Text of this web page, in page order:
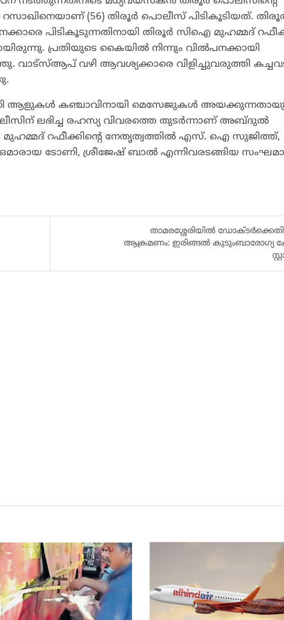
(56) തിരൂര്‍ പൊലീസ് പിടികൂടിയത്.
പിടികൂടുന്നതിനായി തിരൂര്‍ സിഐ മുഹമ്മദ്
പ്രതിയുടെ കൈയില്‍ നിന്നും വില്‍പനക്കായി
വാട്സ്ആപ് വഴി ആവശ്യക്കാരെ വിളിച്ചുവരുത്തി
ആളുകള്‍ കഞ്ചാവിനായി മെസേജുകള്‍
ലഭിച്ച രഹസ്യ വിവരത്തെ തുടര്‍ന്നാണ് അബ്ദുല്‍
റഫീക്കിന്റെ നേതൃത്വത്തില്‍ എസ്. ഐ സുജിത്ത്,
ടോണി, ശ്രീജേഷ് ബാല്‍ എന്നിവരടങ്ങിയ
താമരശ്ശേരിയിൽ
ആക്രമണം: ഇരിങ്ങൽ കുടുംബാരോഗ്യ